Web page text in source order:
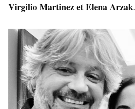
Virgilio Martinez et Elena Arzak.